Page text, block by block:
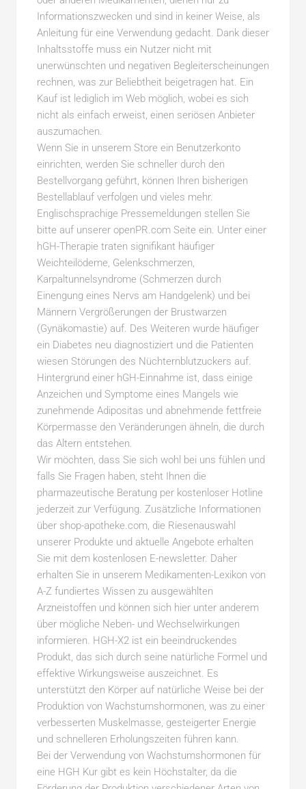
Informationszwecken und sind in keiner Weise, als
Anleitung für eine Verwendung gedacht. Dank dieser
Inhaltsstoffe muss ein Nutzer nicht mit
unerwünschten und negativen Begleiterscheinungen
rechnen, was zur Beliebtheit beigetragen hat. Ein
Kauf ist lediglich im Web möglich, wobei es sich
nicht als einfach erweist, einen seriösen Anbieter
auszumachen.
Wenn Sie in unserem Store ein Benutzerkonto
einrichten, werden Sie schneller durch den
Bestellvorgang geführt, können Ihren bisherigen
Bestellablauf verfolgen und vieles mehr.
Englischsprachige Pressemeldungen stellen Sie
bitte auf unserer openPR.com Seite ein. Unter einer
hGH-Therapie traten signifikant häufiger
Weichteilödeme, Gelenkschmerzen,
Karpaltunnelsyndrome (Schmerzen durch
Einengung eines Nervs am Handgelenk) und bei
Männern Vergrößerungen der Brustwarzen
(Gynäkomastie) auf. Des Weiteren wurde häufiger
ein Diabetes neu diagnostiziert und die Patienten
wiesen Störungen des Nüchternblutzuckers auf.
Hintergrund einer hGH-Einnahme ist, dass einige
Anzeichen und Symptome eines Mangels wie
zunehmende Adipositas und abnehmende fettfreie
Körpermasse den Veränderungen ähneln, die durch
das Altern entstehen.
Wir möchten, dass Sie sich wohl bei uns fühlen und
falls Sie Fragen haben, steht Ihnen die
pharmazeutische Beratung per kostenloser Hotline
jederzeit zur Verfügung. Zusätzliche Informationen
über shop-apotheke.com, die Riesenauswahl
unserer Produkte und aktuelle Angebote erhalten
Sie mit dem kostenlosen E-newsletter. Daher
erhalten Sie in unserem Medikamenten-Lexikon von
A-Z fundiertes Wissen zu ausgewählten
Arzneistoffen und können sich hier unter anderem
über mögliche Neben- und Wechselwirkungen
informieren. HGH-X2 ist ein beeindruckendes
Produkt, das sich durch seine natürliche Formel und
effektive Wirkungsweise auszeichnet. Es
unterstützt den Körper auf natürliche Weise bei der
Produktion von Wachstumshormonen, was zu einer
verbesserten Muskelmasse, gesteigerter Energie
und schnelleren Erholungszeiten führen kann.
Bei der Verwendung von Wachstumshormonen für
eine HGH Kur gibt es kein Höchstalter, da die